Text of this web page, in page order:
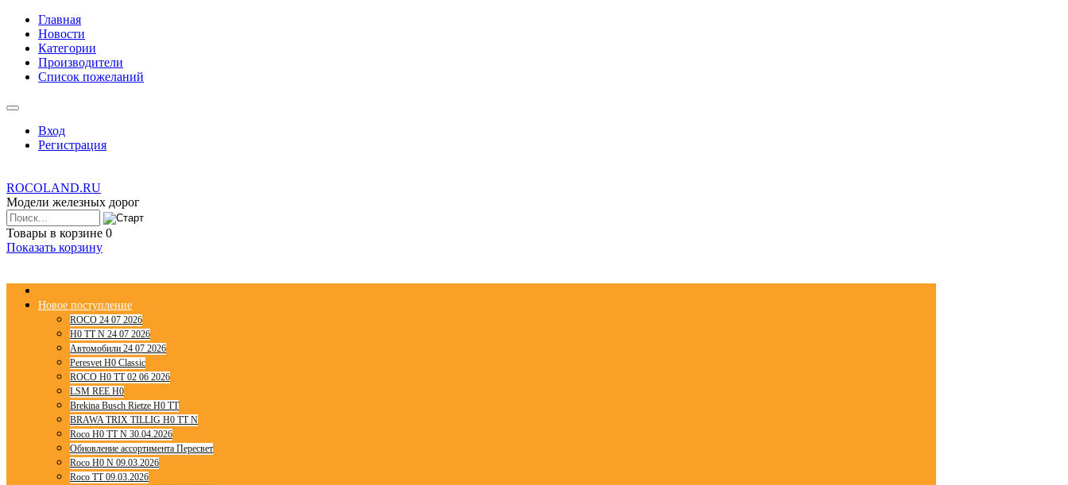
Главная
Новости
Категории
Производители
Список пожеланий
Вход
Регистрация
ROCOLAND.RU
Модели железных дорог
Товары в корзине 0
Показать корзину
Новое поступление
ROCO 24 07 2026
H0 TT N 24 07 2026
Автомобили 24 07 2026
Peresvet H0 Classic
ROCO H0 TT 02 06 2026
LSM REE H0
Brekina Busch Rietze H0 TT
BRAWA TRIX TILLIG H0 TT N
Roco H0 TT N 30.04.2026
Обновление ассортимента Пересвет
Roco H0 N 09.03.2026
Roco TT 09.03.2026